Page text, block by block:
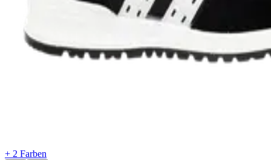
+ 2 Farben